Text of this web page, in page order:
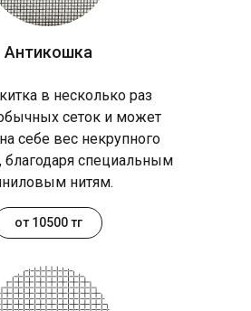
Антикошка
в несколько раз
сеток и может
себе вес некрупного
благодаря специальным
нитям.
от 10500 тг